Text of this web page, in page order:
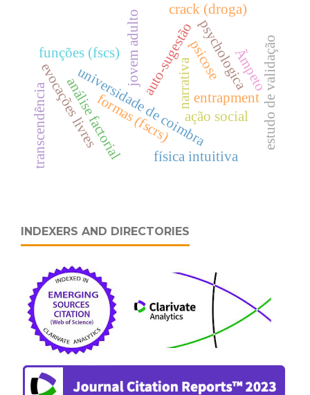
auto-sugestão
ação social
universidade de coimbra
psychologica
análise factorial narrativa entrapment
evocações livres
jovem adulto
crack (droga)
estudo de validação
funções (fscs) psicose
transcendência física intuitiva
Ãmpeto
formas (fscrs)
INDEXERS AND DIRECTORIES